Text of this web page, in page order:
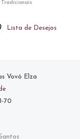
Tradicionais
Lista de Desejos
Vovó Elza
70